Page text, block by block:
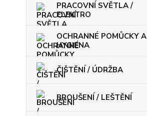
PRACOVNÍ SVĚTLA /
ELEKTRO
OCHRANNÉ POMŮCKY A
HYGIENA
ČIŠTĚNÍ / ÚDRŽBA
BROUŠENÍ / LEŠTĚNÍ